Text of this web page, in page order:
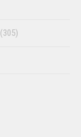
(305)